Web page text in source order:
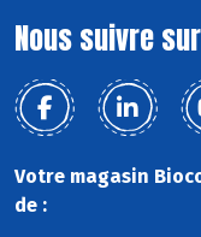
Nous suivre sur
Votre magasin
de :